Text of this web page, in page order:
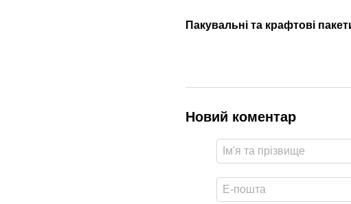
Пакувальні та крафтові
Новий коментар